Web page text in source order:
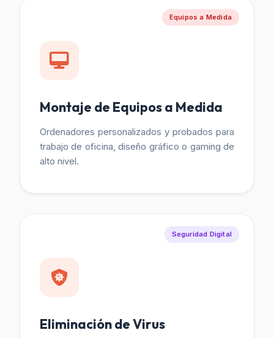
Equipos a Medida
Montaje de Equipos a Medida
Ordenadores personalizados y probados para
trabajo de oficina, diseño gráfico o gaming de
alto nivel.
Seguridad Digital
Eliminación de Virus